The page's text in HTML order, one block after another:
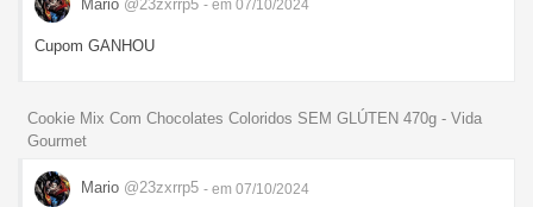
Mario @23zxrrp5 - em 07/10/2024
Cupom GANHOU
Cookie Mix Com Chocolates Coloridos SEM GLÚTEN 470g - Vida
Gourmet
Mario @23zxrrp5 - em 07/10/2024